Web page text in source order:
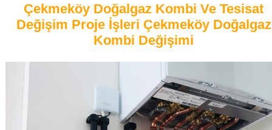
Çekmeköy Doğalgaz Kombi Ve Tesisat
Değişim Proje İşleri Çekmeköy Doğalgaz
Kombi Değişimi